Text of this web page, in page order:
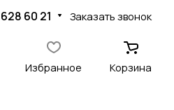
60 21 Заказать звонок
Избранное Корзина